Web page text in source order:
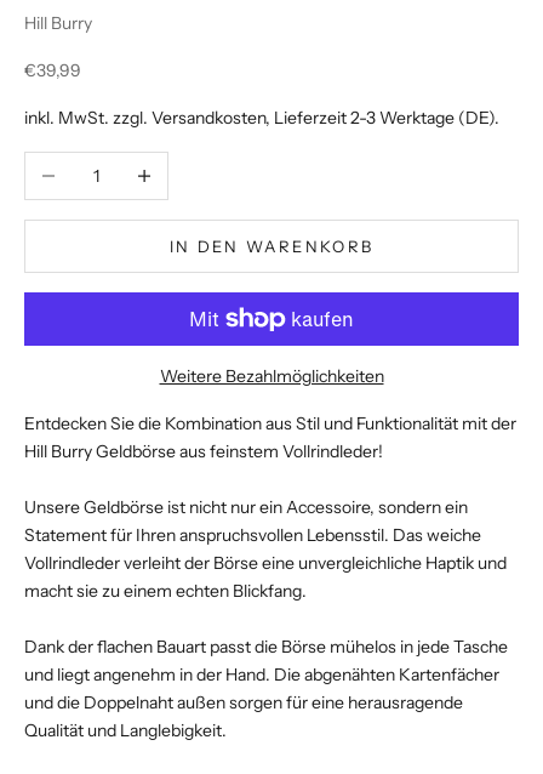
Hill Burry
Angebot
€39,99
inkl. MwSt. zzgl. Versandkosten, Lieferzeit 2-3 Werktage (DE).
Anzahl verringernAnzahl erhöhen
IN DEN WARENKORB
Weitere Bezahlmöglichkeiten
Entdecken Sie die Kombination aus Stil und Funktionalität mit der
Hill Burry Geldbörse aus feinstem Vollrindleder!
Unsere Geldbörse ist nicht nur ein Accessoire, sondern ein
Statement für Ihren anspruchsvollen Lebensstil. Das weiche
Vollrindleder verleiht der Börse eine unvergleichliche Haptik und
macht sie zu einem echten Blickfang.
Dank der flachen Bauart passt die Börse mühelos in jede Tasche
und liegt angenehm in der Hand. Die abgenähten Kartenfächer
und die Doppelnaht außen sorgen für eine herausragende
Qualität und Langlebigkeit.